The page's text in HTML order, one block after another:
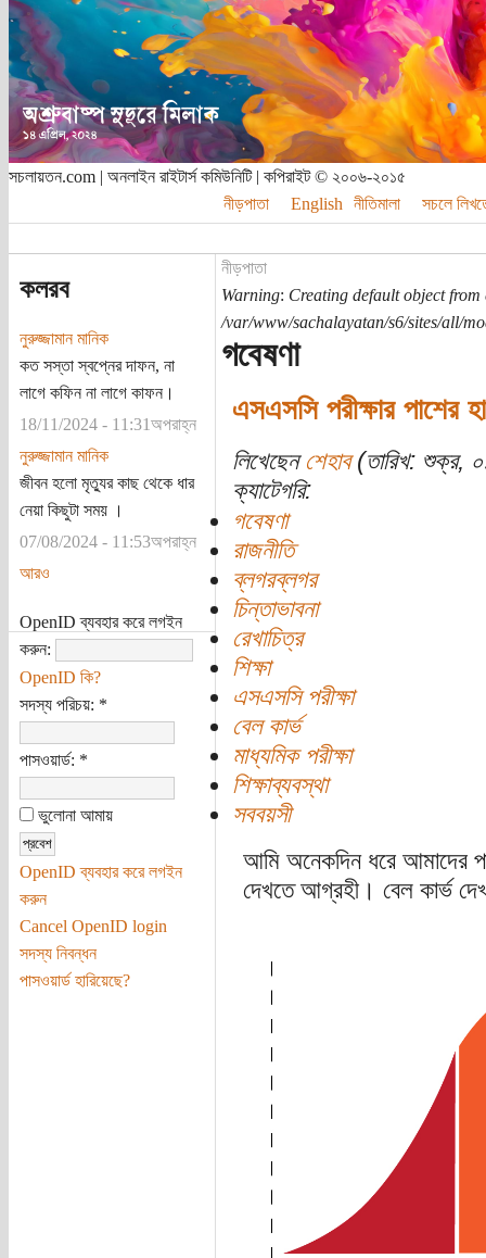
সচলায়তন.com | অনলাইন রাইটার্স কমিউনিটি | কপিরাইট © ২০০৬-২০১৫
নীড়পাতা
English নীতিমালা সচলে
কলরব
নুরুজ্জামান মানিক
কত সস্তা স্বপ্নের দাফন, না
লাগে কফিন না লাগে কাফন।
18/11/2024 - 11:31অপরাহ্ন
নুরুজ্জামান মানিক
জীবন হলো মৃত্যুর কাছ থেকে ধার
নেয়া কিছুটা সময় ।
07/08/2024 - 11:53অপরাহ্ন
আরও
OpenID ব্যবহার করে লগইন
করুন:
OpenID কি?
সদস্য পরিচয়: *
পাসওয়ার্ড: *
ভুলোনা আমায়
OpenID ব্যবহার করে লগইন
করুন
Cancel OpenID login
সদস্য নিবন্ধন
পাসওয়ার্ড হারিয়েছে?
নীড়পাতা
Warning: Creating default object from
/var/www/sachalayatan/s6/sites/all/
গবেষণা
এসএসসি পরীক্ষার পাশের
লিখেছেন শেহাব(তারিখ: শুক্র,
ক্যাটেগরি:
গবেষণা
রাজনীতি
ব্লগরব্লগর
চিন্তাভাবনা
রেখাচিত্র
শিক্ষা
এসএসসি পরীক্ষা
বেল কার্ভ
মাধ্যমিক পরীক্ষা
শিক্ষাব্যবস্থা
সববয়সী
আমি অনেকদিন ধরে আমাদের
দেখতে আগ্রহী। বেল কার্ভ